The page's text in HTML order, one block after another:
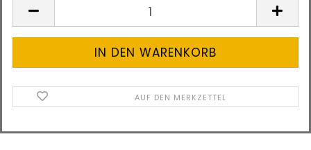
AUF DEN MERKZETTEL